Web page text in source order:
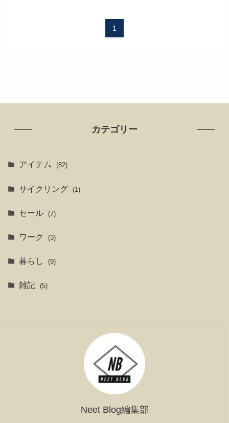
1
カテゴリー
アイテム (82)
サイクリング (1)
セール (7)
ワーク (3)
暮らし (9)
雑記 (5)
Neet Blog編集部